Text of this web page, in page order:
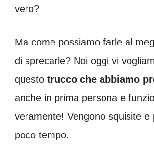
vero?
Ma come possiamo farle al
di sprecarle? Noi oggi vi
questo trucco che abbiamo
anche in prima persona e
veramente! Vengono squisite e
poco tempo.